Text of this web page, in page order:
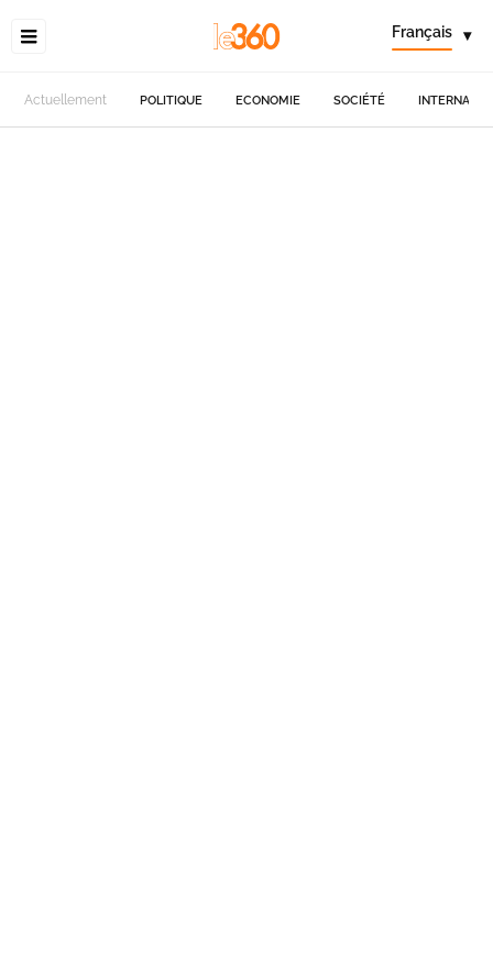
Français ▾
Actuellement POLITIQUE ECONOMIE SOCIÉTÉ